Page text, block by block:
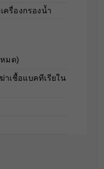
ครื่องกรองน้ำ
มด)
าเชื้อแบคทีเรียใน